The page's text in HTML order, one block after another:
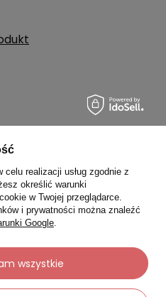
realizacji usług zgodnie z
określić warunki
w Twojej przeglądarce.
i prywatności można znaleźć
Google.
wszystkie